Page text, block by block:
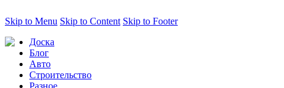
Skip to Menu Skip to Content Skip to Footer
Доска
Блог
Авто
Строительство
Разное